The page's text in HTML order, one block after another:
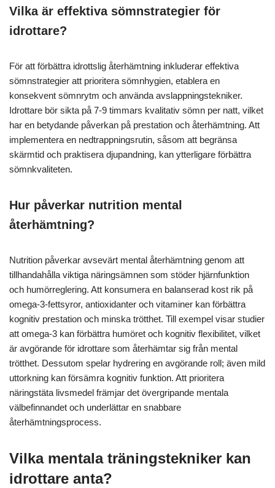
Vilka är effektiva sömnstrategier för
idrottare?
För att förbättra idrottslig återhämtning inkluderar effektiva
sömnstrategier att prioritera sömnhygien, etablera en
konsekvent sömnrytm och använda avslappningstekniker.
Idrottare bör sikta på 7-9 timmars kvalitativ sömn per natt, vilket
har en betydande påverkan på prestation och återhämtning. Att
implementera en nedtrappningsrutin, såsom att begränsa
skärmtid och praktisera djupandning, kan ytterligare förbättra
sömnkvaliteten.
Hur påverkar nutrition mental
återhämtning?
Nutrition påverkar avsevärt mental återhämtning genom att
tillhandahålla viktiga näringsämnen som stöder hjärnfunktion
och humörreglering. Att konsumera en balanserad kost rik på
omega-3-fettsyror, antioxidanter och vitaminer kan förbättra
kognitiv prestation och minska trötthet. Till exempel visar studier
att omega-3 kan förbättra humöret och kognitiv flexibilitet, vilket
är avgörande för idrottare som återhämtar sig från mental
trötthet. Dessutom spelar hydrering en avgörande roll; även mild
uttorkning kan försämra kognitiv funktion. Att prioritera
näringstäta livsmedel främjar det övergripande mentala
välbefinnandet och underlättar en snabbare
återhämtningsprocess.
Vilka mentala träningstekniker kan
idrottare anta?